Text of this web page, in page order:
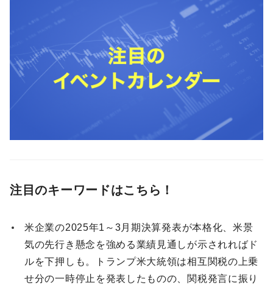
注目のキーワードはこちら！
米企業の2025年1～3月期決算発表が本格化、米景
気の先行き懸念を強める業績見通しが示されればド
ルを下押しも。トランプ米大統領は相互関税の上乗
せ分の一時停止を発表したものの、関税発言に振り